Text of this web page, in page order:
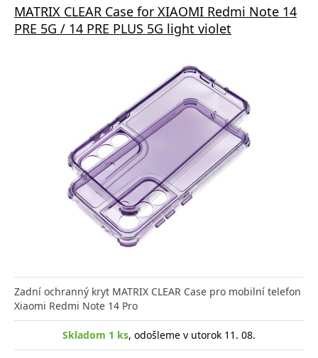
MATRIX CLEAR Case for XIAOMI Redmi Note 14
PRE 5G / 14 PRE PLUS 5G light violet
Zadní ochranný kryt MATRIX CLEAR Case pro mobilní telefon
Xiaomi Redmi Note 14 Pro
Skladom 1 ks, odošleme v utorok 11. 08.